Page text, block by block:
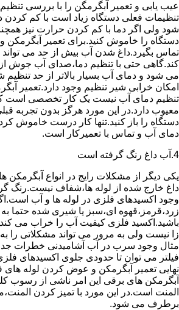
عیب یابی و تعمیر آبگرمگن را با بررسی
تنظیمات فعلی دستگاه زیاد است با کم
شود ولی اگر دما با کم کردن حرارت نیز
دستگاه را خاموش کنید.برای تعمیر آبگرمکن
تماس بگیرد.داغ شدن آب بیش از حد می تواند
کند.گاهی حتی با تنظیم دما،صدای آب جوش
می شود و دمای آب بسیار بالاتر از حد
امکان خرابی شیر تنظیم وجود دارد.تعمیر
تنظیم دمای آب نیست یک کار تخصصی است
معیوب دارد.در این مورد هرگز بدون تجربه
دستگاه را باز کنید.تنها کار درست خاموش
دمای آب و تماس با تعمیرکار است.
4.آب داغ رنگ گرفته است
یکی دیگر از مشکلات رایج در انواع
داغ خارج شده از لوله ها،شفاف نیست.رنگ
وجود اکسیدهای فلزی در لوله ها و آب
زرد،قرمز،قهوه ای،سبز یا شیری شده حتما به
باشید.اکسید فلزی کیفیت آب را خراب می
زا نیست ولی به مرور می تواند مشکلاتی را
مثال وجود سرب در آب آشامیدنی خطرات
فیلتر می توان تا حدودی جلوی اکسیدهای
نهایی تعمیر آبگرمکن و عوض کردن لوله
آبگرمکن های برقی این امر ناشی از رسوب
المنت است.در این مورد با تمیز کردن
برطرف می شود.